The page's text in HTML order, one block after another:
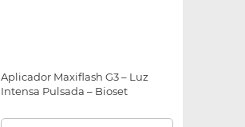
Aplicador Maxiflash G3 – Luz
Intensa Pulsada – Bioset